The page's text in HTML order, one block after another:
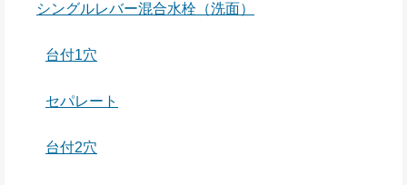
シングルレバー混合水栓（洗面）
台付1穴
セパレート
台付2穴